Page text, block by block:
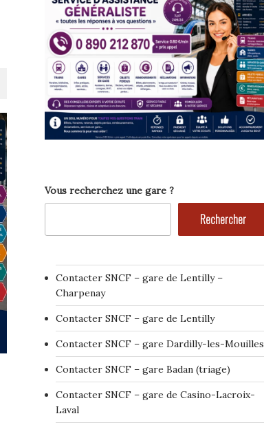
Vous recherchez une gare ?
Rechercher
Contacter SNCF – gare de Lentilly –
Charpenay
Contacter SNCF – gare de Lentilly
Contacter SNCF – gare Dardilly-les-Mouilles
Contacter SNCF – gare Badan (triage)
Contacter SNCF – gare de Casino-Lacroix-
Laval